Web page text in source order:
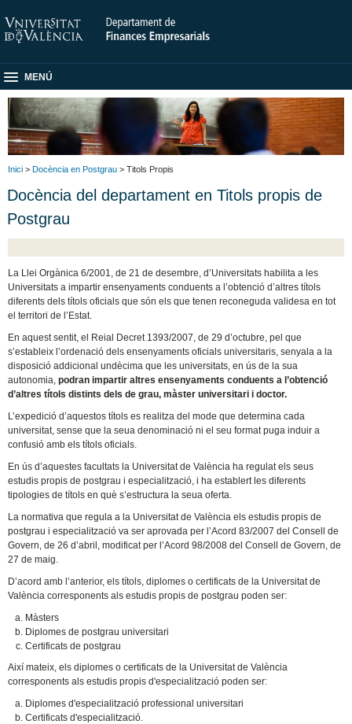
MENÚ
Inici > Docència en Postgrau > Titols Propis
Docència del departament en Titols propis de
Postgrau
La Llei Orgànica 6/2001, de 21 de desembre, d’Universitats habilita a les
Universitats a impartir ensenyaments conduents a l’obtenció d’altres títols
diferents dels títols oficials que són els que tenen reconeguda validesa en tot
el territori de l’Estat.
En aquest sentit, el Reial Decret 1393/2007, de 29 d’octubre, pel que
s’estableix l’ordenació dels ensenyaments oficials universitaris, senyala a la
disposició addicional undècima que les universitats, en ús de la sua
autonomia,podran impartir altres ensenyaments conduents a l’obtenció
d’altres títols distints dels de grau, màster universitari i doctor.
L’expedició d’aquestos títols es realitza del mode que determina cada
universitat, sense que la seua denominació ni el seu format puga induir a
confusió amb els títols oficials.
En ús d’aquestes facultats la Universitat de València ha regulat els seus
estudis propis de postgrau i especialització, i ha establert les diferents
tipologies de títols en què s’estructura la seua oferta.
La normativa que regula a la Universitat de València els estudis propis de
postgrau i especialització va ser aprovada per l’Acord 83/2007 del Consell de
Govern, de 26 d’abril, modificat per l’Acord 98/2008 del Consell de Govern, de
27 de maig.
D’acord amb l’anterior, els títols, diplomes o certificats de la Universitat de
València corresponents als estudis propis de postgrau poden ser:
Màsters
Diplomes de postgrau universitari
Certificats de postgrau
Així mateix, els diplomes o certificats de la Universitat de València
corresponents als estudis propis d'especialització poden ser:
Diplomes d'especialització professional universitari
Certificats d'especialització.